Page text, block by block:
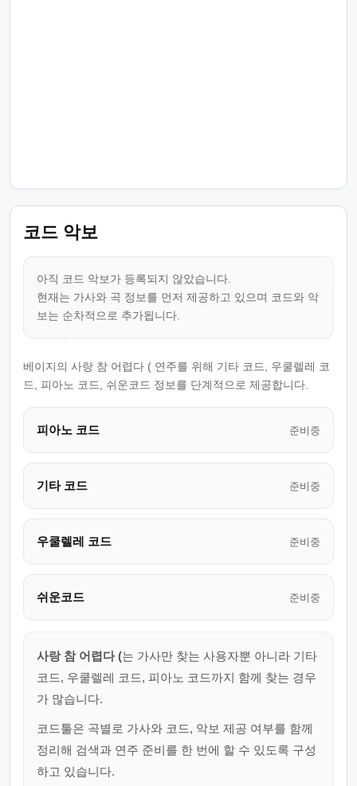
코드 악보
아직 코드 악보가 등록되지 않았습니다.
현재는 가사와 곡 정보를 먼저 제공하고 있으며 코드와 악
보는 순차적으로 추가됩니다.
베이지의 사랑 참 어렵다 ( 연주를 위해 기타 코드, 우쿨렐레 코
드, 피아노 코드, 쉬운코드 정보를 단계적으로 제공합니다.
피아노 코드 준비중
기타 코드 준비중
우쿨렐레 코드 준비중
쉬운코드 준비중
사랑 참 어렵다 (는 가사만 찾는 사용자뿐 아니라 기타
코드, 우쿨렐레 코드, 피아노 코드까지 함께 찾는 경우
가 많습니다.
코드툴은 곡별로 가사와 코드, 악보 제공 여부를 함께
정리해 검색과 연주 준비를 한 번에 할 수 있도록 구성
하고 있습니다.